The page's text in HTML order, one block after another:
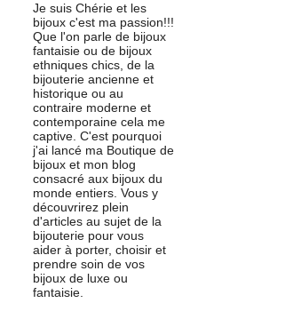
Je suis Chérie et les
bijoux c'est ma passion!!!
Que l'on parle de bijoux
fantaisie ou de bijoux
ethniques chics, de la
bijouterie ancienne et
historique ou au
contraire moderne et
contemporaine cela me
captive. C'est pourquoi
j'ai lancé ma Boutique de
bijoux et mon blog
consacré aux bijoux du
monde entiers. Vous y
découvrirez plein
d'articles au sujet de la
bijouterie pour vous
aider à porter, choisir et
prendre soin de vos
bijoux de luxe ou
fantaisie.